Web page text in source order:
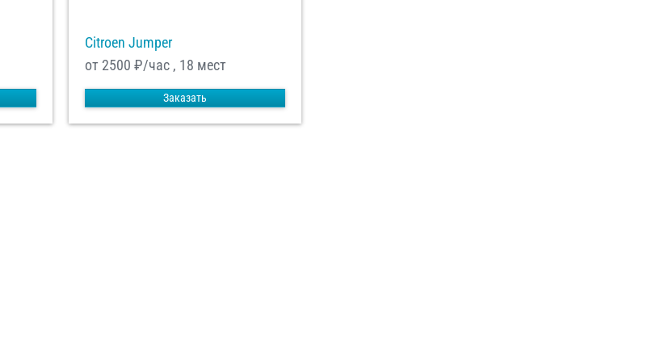
Citroen Jumper
от 2500 ₽/час , 18 мест
Заказать